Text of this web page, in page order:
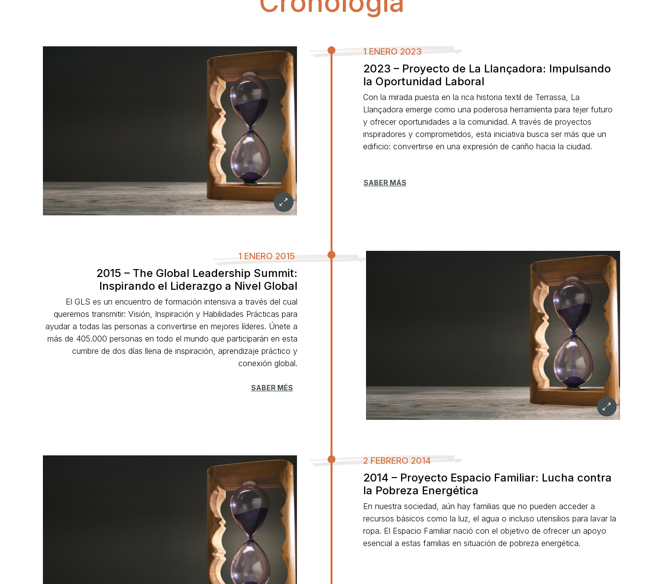
2023 – Proyecto de La Llançadora: Impulsando
la Oportunidad Laboral
Con la mirada puesta en la rica historia textil de Terrassa, La
Llançadora emerge como una poderosa herramienta para tejer futuro
y ofrecer oportunidades a la comunidad. A través de proyectos
inspiradores y comprometidos, esta iniciativa busca ser más que un
edificio: convertirse en una expresión de cariño hacia la ciudad.
SABER MÁS
1 ENERO 2023
2015 – The Global Leadership Summit:
Inspirando el Liderazgo a Nivel Global
El GLS es un encuentro de formación intensiva a través del cual
queremos transmitir: Visión, Inspiración y Habilidades Prácticas para
ayudar a todas las personas a convertirse en mejores líderes. Únete a
más de 405.000 personas en todo el mundo que participarán en esta
cumbre de dos días llena de inspiración, aprendizaje práctico y
conexión global.
SABER MÉS
1 ENERO 2015
2014 – Proyecto Espacio Familiar: Lucha contra
la Pobreza Energética
En nuestra sociedad, aún hay familias que no pueden acceder a
recursos básicos como la luz, el agua o incluso utensilios para lavar la
ropa. El Espacio Familiar nació con el objetivo de ofrecer un apoyo
esencial a estas familias en situación de pobreza energética.
2 FEBRERO 2014